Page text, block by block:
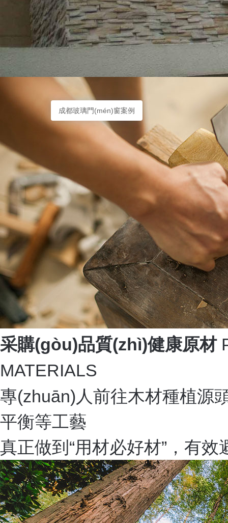
成都玻璃門(mén)窗案例
擁有一批精通MENC設(shè)
根據(jù)客戶(hù)的需要進
從選材、封邊、線條等細
采購(gòu)品質(zhì)健康原材
MATERIALS
專(zhuān)人前往木材種植源
平衡等工藝
真正做到“用材必好材”，有